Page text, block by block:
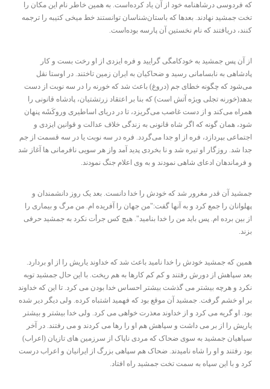
که فردوسی درشاهنامه خود از آن یاد کرده‌است. به همین خاطر نام این مکان را
تخت جمشید نهادند. بعدها که باستان‌شناسان توانستند خط میخی کتیبه را ترجمه
کنند، دریافتند که نام نخستین آن پارسه بوده‌است.
از آن پس جمشید به خودکامگی گرایید و فره ایزدی از او رخت بست و کار
پادشاهی به نابسامانی رسید و ضحاکیان به ایران زمین تاختند. در اوستا نقل
می‌شود که چگونه خطای جم (دروغ) باعث شد که خورنه را در سه نوبت از دست
بدهد(خورنه تجلی ویژه آتش است) که بنا بر اعتقاد زرتشتیان، پادشاه قانونی را
همراه می‌کند و از دست غاصب می‌گریزد، تا در دریای اساطیری وروکَشَه پنهان
شود، همان گونه که اگر شاه قانونی به زندگی خلاف عدالت و قوانین ایزدی و
اجتماعی بپردازد، فره از او جدا می‌گردد. فره در سه نوبت یا در سه قسمت از جم
جدا شد. روزگار او تیره شد و نا بخردی پدید آمد واز هر سویی نافرمانی ها آغاز شد
و فرماندهان ادعای شاهی نمودند و به وی اعلام جنگ نمودند.
جمشید آن قدر مغرور شد که خودش را خدا دانست. بعد یک روز دانشمندان و
پهلوانان را جمع کرد و به آنها گفت:"من جهان را آفریده ام. من مرگ و بیماری را
از بین برده ام. پس باید من را خدا بنامید". هیچ کس جرأت نکرد به جمشید حرفی
بزند.
همین که جمشید خودش را خدا نامید باعث شد که خداوند یاریش را از او بردارد.
بعد سپاهش از دورش رفتند و کم کم کارها به هم ریخت. با این حال جمشید توبه
نکرد و هرچه بیشتر می گذشت بیشتر احساس خدا بودن می کرد. تا این که خداوند
بر او خشم گرفت. جمشید آن موقع بود که فهمید اشتباه کرده. ولی دیگر دیر شده
بود. او گریه می کرد و از خداوند معذرت خواهی می کرد. ولی خدا بیشتر و بیشتر
یاریش را از بر می داشت و سپاهش هم او را رها می کردند و می رفتند. در آخر
سپاهیان جمشید به سوی ضحاک که مردی ناپاک از سرزمین های تازیان (اعراب)
بود رفتند و او را شاه نامیدند. ضحاک هم سپاهی بزرگ از ایرانیان و اعراب درست
کرد و با این سپاه به سمت تخت جمشید راه افتاد.